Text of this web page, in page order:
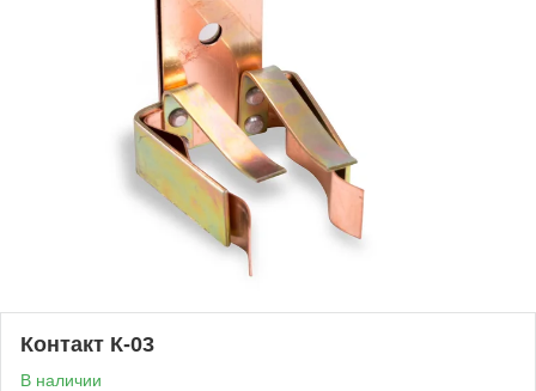
Контакт К-03
В наличии